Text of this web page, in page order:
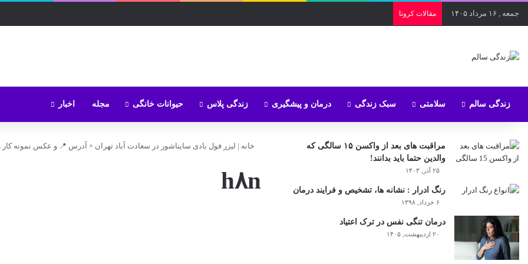
جمعه , ۱۶ مرداد ۱۴۰۵ مقالات کرونا
زندگی سالم سلامتی سبک زندگی درمان و پیشگیری زندگی پلاس حیوانات خانگی مجله اخبار
خانه | لیزر فول بادی سایناشور در سعادت‌ آباد تهران + آدرس 📍 و عکس نمونه
h۸n
مراقبت های بعد از واکسن ۱۵ سالگی که
والدین حتما باید بدانند!
۲۵ آذر, ۱۴۰۳
رنگ ادرار : نشانه ها، تشخیص و فرایند درمان
۶ خرداد, ۱۳۹۸
درمان تنگی نفس در ترک اعتیاد
۲۰ اردیبهشت, ۱۴۰۵